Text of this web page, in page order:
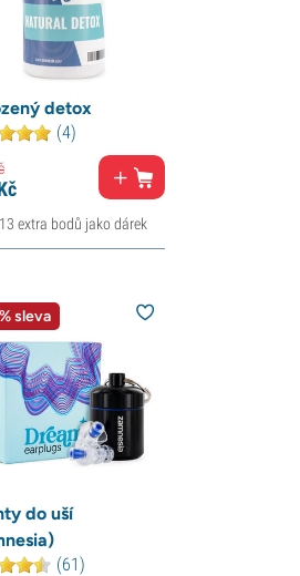
detox
(4)
extra bodů jako dárek
sleva
do uší
(61)